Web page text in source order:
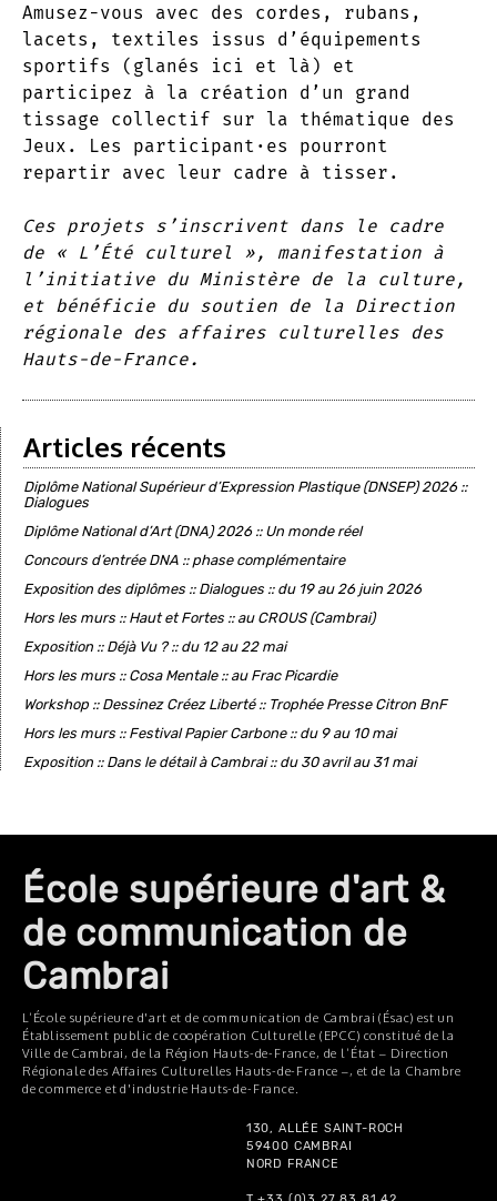
Amusez-vous avec des cordes, rubans,
lacets, textiles issus d’équipements
sportifs (glanés ici et là) et
participez à la création d’un grand
tissage collectif sur la thématique des
Jeux. Les participant·es pourront
repartir avec leur cadre à tisser.
Ces projets s’inscrivent dans le cadre
de « L’Été culturel », manifestation à
l’initiative du Ministère de la culture,
et bénéficie du soutien de la Direction
régionale des affaires culturelles des
Hauts-de-France.
Articles récents
Diplôme National Supérieur d’Expression Plastique (DNSEP) 2026 ::
Dialogues
Diplôme National d’Art (DNA) 2026 :: Un monde réel
Concours d’entrée DNA :: phase complémentaire
Exposition des diplômes :: Dialogues :: du 19 au 26 juin 2026
Hors les murs :: Haut et Fortes :: au CROUS (Cambrai)
Exposition :: Déjà Vu ? :: du 12 au 22 mai
Hors les murs :: Cosa Mentale :: au Frac Picardie
Workshop :: Dessinez Créez Liberté :: Trophée Presse Citron BnF
Hors les murs :: Festival Papier Carbone :: du 9 au 10 mai
Exposition :: Dans le détail à Cambrai :: du 30 avril au 31 mai
École supérieure d'art &
de communication de
Cambrai
L’École supérieure d'art et de communication de Cambrai (Ésac) est un
Établissement public de coopération Culturelle (EPCC) constitué de la
Ville de Cambrai, de la Région Hauts-de-France, de l’État – Direction
Régionale des Affaires Culturelles Hauts-de-France –, et de la Chambre
de commerce et d'industrie Hauts-de-France.
130, ALLÉE SAINT-ROCH
59400 CAMBRAI
NORD FRANCE